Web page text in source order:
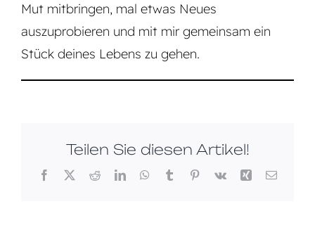
Mut mitbringen, mal etwas Neues
auszuprobieren und mit mir gemeinsam ein
Stück deines Lebens zu gehen.
Teilen Sie diesen Artikel!
Facebook
X RedditLinkedInWhatsApp
TumblrPinterest
Vk Xing E-